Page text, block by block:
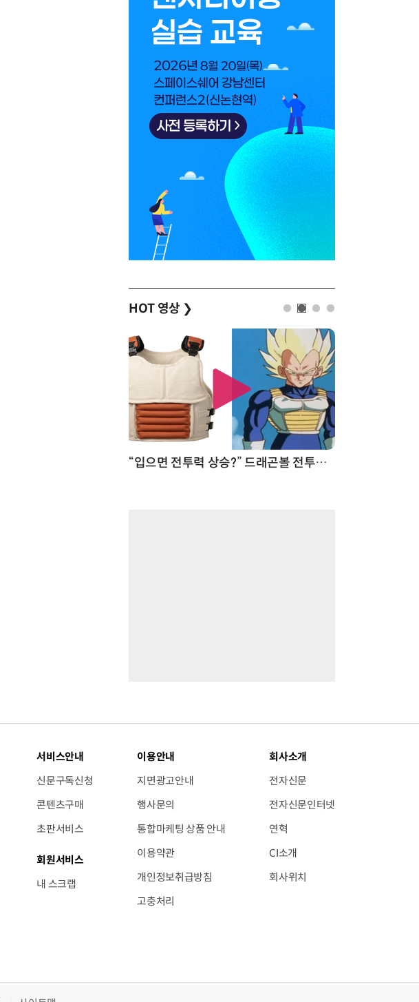
HOT 영상 ❯
“입으면 전투력 상승?” 드래곤볼 전투복 닮은 중량조끼
서비스안내
신문구독신청
콘텐츠구매
초판서비스
회원서비스
내 스크랩
이용안내
지면광고안내
행사문의
통합마케팅 상품 안내
이용약관
개인정보취급방침
고충처리
회사소개
전자신문
전자신문인터넷
연혁
CI소개
회사위치